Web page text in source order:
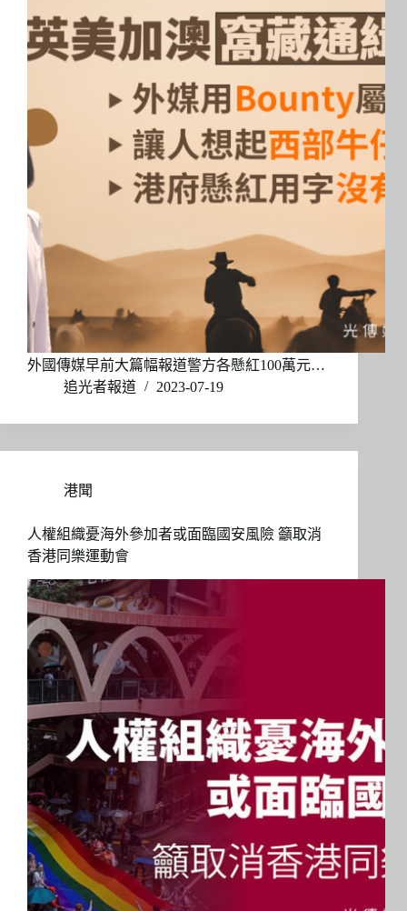
外國傳媒早前大篇幅報道警方各懸紅100萬元…
追光者報道
2023-07-19
港聞
人權組織憂海外參加者或面臨國安風險 籲取消
香港同樂運動會